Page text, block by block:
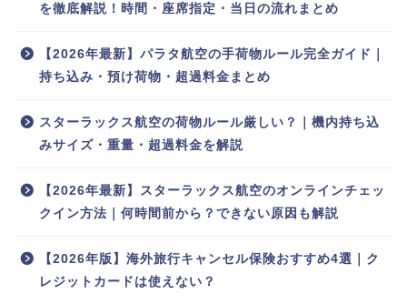
を徹底解説！時間・座席指定・当日の流れまとめ
【2026年最新】パラタ航空の手荷物ルール完全ガイド｜
持ち込み・預け荷物・超過料金まとめ
スターラックス航空の荷物ルール厳しい？｜機内持ち込
みサイズ・重量・超過料金を解説
【2026年最新】スターラックス航空のオンラインチェッ
クイン方法｜何時間前から？できない原因も解説
【2026年版】海外旅行キャンセル保険おすすめ4選｜ク
レジットカードは使えない？